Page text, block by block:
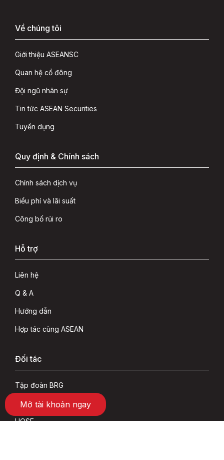
Về chúng tôi
Giới thiệu ASEANSC
Quan hệ cổ đông
Đội ngũ nhân sự
Tin tức ASEAN Securities
Tuyển dụng
Quy định & Chính sách
Chính sách dịch vụ
Biểu phí và lãi suất
Công bố rủi ro
Hỗ trợ
Liên hệ
Q & A
Hướng dẫn
Hợp tác cùng ASEAN
Đối tác
Tập đoàn BRG
SeABank
HOSE
Mở tài khoản ngay